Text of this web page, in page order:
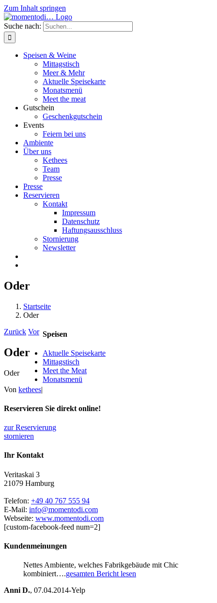
Zum Inhalt springen
Suche nach:
Speisen & Weine
Mittagstisch
Meer & Mehr
Aktuelle Speisekarte
Monatsmenü
Meet the meat
Gutschein
Geschenkgutschein
Events
Feiern bei uns
Ambiente
Über uns
Kethees
Team
Presse
Presse
Reservieren
Kontakt
Impressum
Datenschutz
Haftungsausschluss
Stornierung
Newsletter
Oder
Startseite
Oder
Zurück Vor
Oder
Oder
Von kethees|
Reservieren Sie direkt online!
zur Reservierung
stornieren
Ihr Kontakt
Veritaskai 3
21079 Hamburg
Telefon: +49 40 767 555 94
E-Mail: info@momentodi.com
Webseite: www.momentodi.com
[custom-facebook-feed num=2]
Kundenmeinungen
Nettes Ambiente, welches Fabrikgebäude mit Chic
kombiniert….gesamten Bericht lesen
Anni D., 07.04.2014-Yelp
Speisen
Aktuelle Speisekarte
Mittagstisch
Meet the Meat
Monatsmenü